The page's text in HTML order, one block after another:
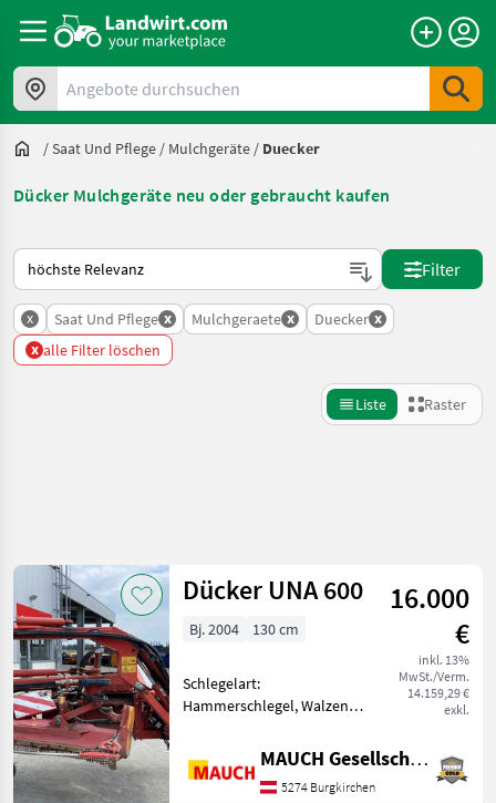
Angebote durchsuchen
/Saat Und Pflege / Mulchgeräte / Duecker
Dücker Mulchgeräte neu oder gebraucht kaufen
So wird auf Landwirt.com sortiert
Filter
x Saat Und Pflege x Mulchgeraete x Duecker x
x alle Filter löschen
Liste Raster
Kategorie 4 Land Filter
AKTUELLER
PFAD
Landtechnik
Saat
Und
Pflege
Zurücksetzen
Ergebnisse
anzeigen
Dücker UNA 600
16.000
€
inkl. 13%
MwSt./Verm.
14.159,29 €
exkl.
Bj. 2004 130 cm
Schlegelart:
Hammerschlegel, Walzen
Steuerung - Gelenkwelle -
Ausleger -
Grenzbeleuchtung -
MAUCH Gesellschaft m.b.H. & Co.KG
5274 Burgkirchen